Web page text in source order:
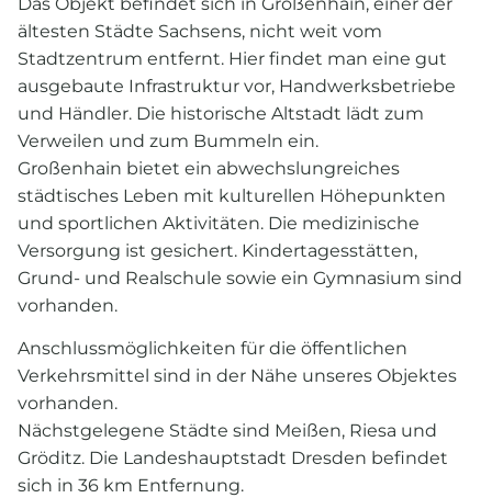
ältesten Städte Sachsens, nicht weit vom
Stadtzentrum entfernt. Hier findet man eine gut
ausgebaute Infrastruktur vor, Handwerksbetriebe
und Händler. Die historische Altstadt lädt zum
Verweilen und zum Bummeln ein.
Großenhain bietet ein abwechslungreiches
städtisches Leben mit kulturellen Höhepunkten
und sportlichen Aktivitäten. Die medizinische
Versorgung ist gesichert. Kindertagesstätten,
Grund- und Realschule sowie ein Gymnasium sind
vorhanden.
Anschlussmöglichkeiten für die öffentlichen
Verkehrsmittel sind in der Nähe unseres Objektes
vorhanden.
Nächstgelegene Städte sind Meißen, Riesa und
Gröditz. Die Landeshauptstadt Dresden befindet
sich in 36 km Entfernung.